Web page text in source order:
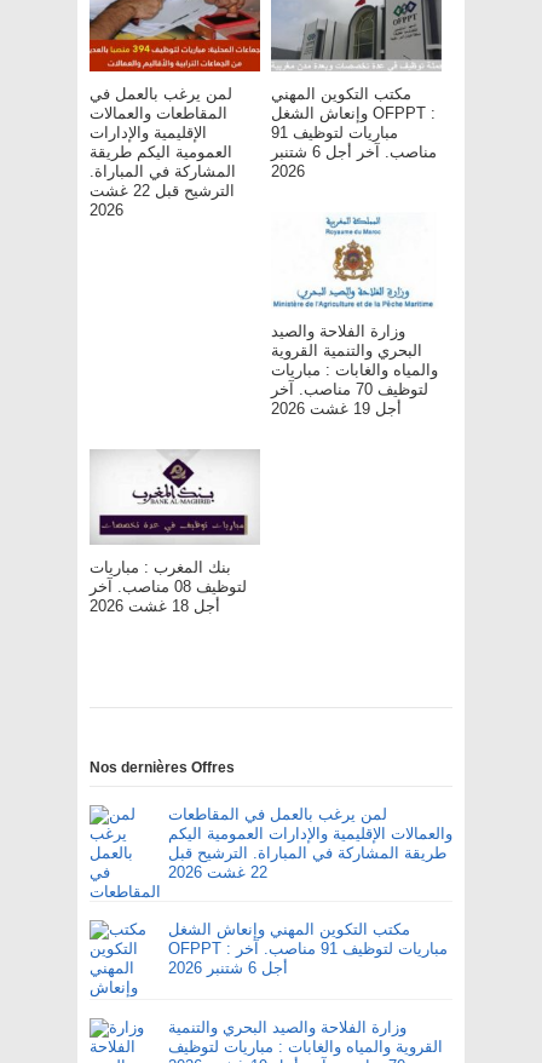
لمن يرغب بالعمل في
المقاطعات والعمالات
الإقليمية والإدارات
العمومية اليكم طريقة
المشاركة في المباراة.
الترشيح قبل 22 غشت
2026
مكتب التكوين المهني
وإنعاش الشغل OFPPT :
مباريات لتوظيف 91
مناصب. آخر أجل 6 شتنبر
2026
وزارة الفلاحة والصيد
البحري والتنمية القروية
والمياه والغابات : مباريات
لتوظيف 70 مناصب. آخر
أجل 19 غشت 2026
بنك المغرب : مباريات
لتوظيف 08 مناصب. آخر
أجل 18 غشت 2026
Nos dernières Offres
لمن يرغب بالعمل في المقاطعات
والعمالات الإقليمية والإدارات العمومية اليكم
طريقة المشاركة في المباراة. الترشيح قبل
22 غشت 2026
مكتب التكوين المهني وإنعاش الشغل
OFPPT : مباريات لتوظيف 91 مناصب. آخر
أجل 6 شتنبر 2026
وزارة الفلاحة والصيد البحري والتنمية
القروية والمياه والغابات : مباريات لتوظيف